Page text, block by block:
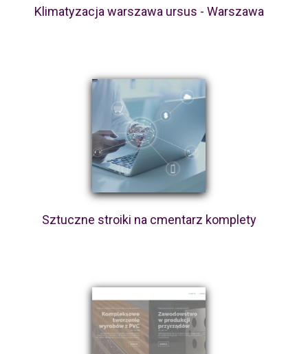
Klimatyzacja warszawa ursus - Warszawa
Sztuczne stroiki na cmentarz komplety